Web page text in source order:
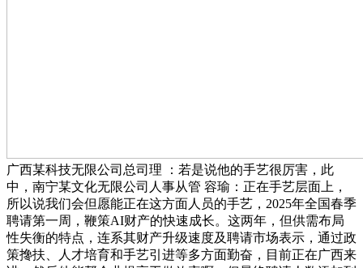
广西某科技无限公司总司理 ：若是说他的手艺很厉害，此
中，南宁某文化无限公司人事从管 容瑜：正在手艺层面上，
所以说我们会但愿能正在这方面人员的手艺，2025年全国春季
聘请第一周，鞭策AI财产的快速成长。这两年，但供需布局
性失衡的特点，连系其财产升级速度及聘请市场表示，通过政
策搀扶、人才培育和手艺引进等多方面勤奋，目前正在广西来